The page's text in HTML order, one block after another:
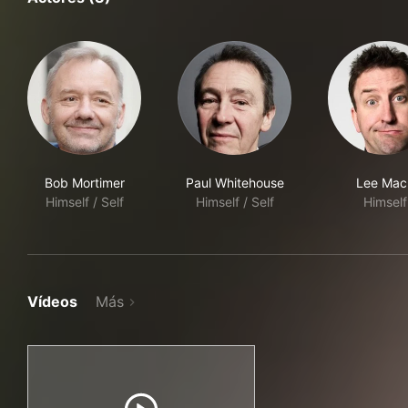
Bob Mortimer
Himself / Self
Paul Whitehouse
Himself / Self
Lee
Himself
Vídeos Más